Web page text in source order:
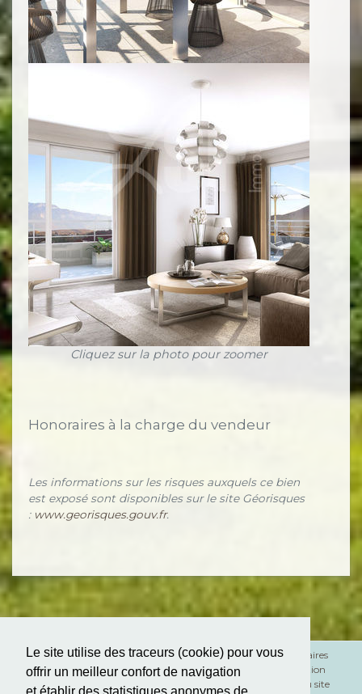
Le site utilise des traceurs (cookie) pour vous
offrir un meilleur confort de navigation
Cliquez sur la photo pour zoomer
Honoraires à la charge du vendeur
Les informations sur les risques auxquels ce bien
est exposé sont disponibles sur le site Géorisques
: www.georisques.gouv.fr.
Mentions légales
RGPD
Honoraires
Médiation
Plan du site